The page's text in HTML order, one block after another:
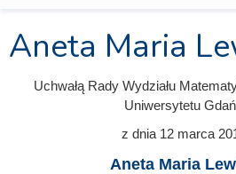
Aneta Maria
Uchwałą Rady Wydziału
Uniwersytetu
z dnia 12 marca
Aneta Maria